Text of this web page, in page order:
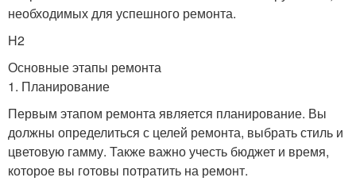
необходимых для успешного ремонта.
H2
Основные этапы ремонта
1. Планирование
Первым этапом ремонта является планирование. Вы
должны определиться с целей ремонта, выбрать стиль и
цветовую гамму. Также важно учесть бюджет и время,
которое вы готовы потратить на ремонт.